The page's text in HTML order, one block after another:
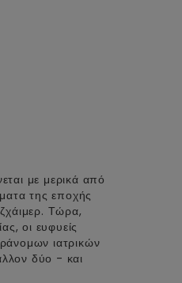
με μερικά από
της εποχής
Τώρα,
οι ευφυείς
ιατρικών
δύο - και